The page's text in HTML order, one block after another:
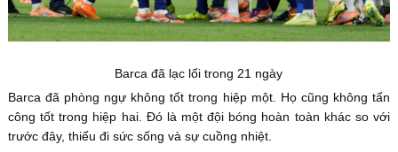
Barca đã lạc lối trong 21 ngày
Barca đã phòng ngự không tốt trong hiệp một. Họ cũng không tấn
công tốt trong hiệp hai. Đó là một đội bóng hoàn toàn khác so với
trước đây, thiếu đi sức sống và sự cuồng nhiệt.